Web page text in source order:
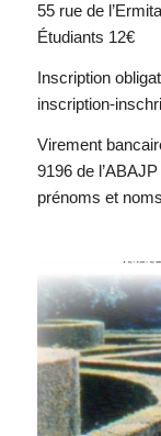
55 rue de
Étudiants 12€
Inscription
inscription-
Virement
9196 de
prénoms et